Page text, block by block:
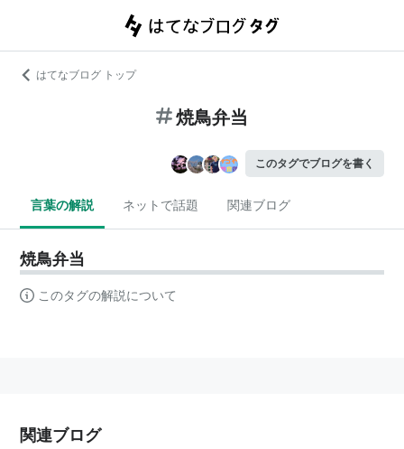
はてなブログ トップ
焼鳥弁当
このタグでブログを書く
言葉の解説 ネットで話題 関連ブログ
焼鳥弁当
このタグの解説について
関連ブログ